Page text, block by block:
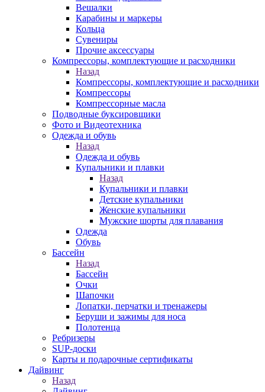
Вешалки
Карабины и маркеры
Кольца
Сувениры
Прочие аксессуары
Компрессоры, комплектующие и расходники
Назад
Компрессоры, комплектующие и расходники
Компрессоры
Компрессорные масла
Подводные буксировщики
Фото и Видеотехника
Одежда и обувь
Назад
Одежда и обувь
Купальники и плавки
Назад
Купальники и плавки
Детские купальники
Женские купальники
Мужские шорты для плавания
Одежда
Обувь
Бассейн
Назад
Бассейн
Очки
Шапочки
Лопатки, перчатки и тренажеры
Беруши и зажимы для носа
Полотенца
Ребризеры
SUP-доски
Карты и подарочные сертификаты
Дайвинг
Назад